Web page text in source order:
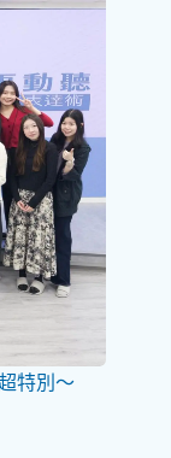
特別～